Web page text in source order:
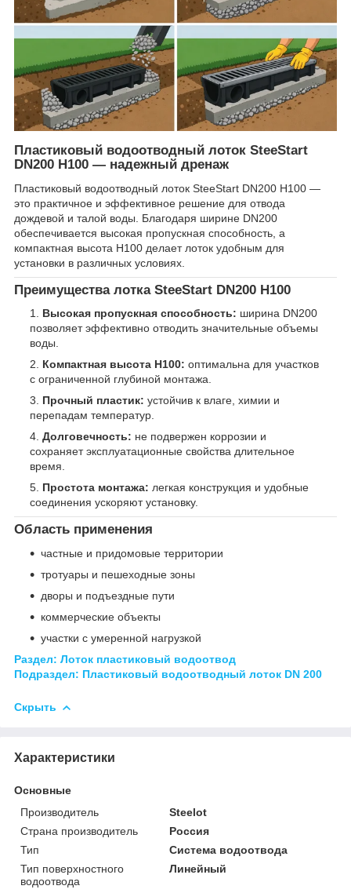
Пластиковый водоотводный лоток SteeStart
DN200 H100 — надежный дренаж
Пластиковый водоотводный лоток SteeStart DN200 H100 —
это практичное и эффективное решение для отвода
дождевой и талой воды. Благодаря ширине DN200
обеспечивается высокая пропускная способность, а
компактная высота H100 делает лоток удобным для
установки в различных условиях.
Преимущества лотка SteeStart DN200 H100
Высокая пропускная способность: ширина DN200
позволяет эффективно отводить значительные объемы
воды.
Компактная высота H100: оптимальна для участков
с ограниченной глубиной монтажа.
Прочный пластик: устойчив к влаге, химии и
перепадам температур.
Долговечность: не подвержен коррозии и
сохраняет эксплуатационные свойства длительное
время.
Простота монтажа: легкая конструкция и удобные
соединения ускоряют установку.
Область применения
частные и придомовые территории
тротуары и пешеходные зоны
дворы и подъездные пути
коммерческие объекты
участки с умеренной нагрузкой
Раздел: Лоток пластиковый водоотвод
Подраздел: Пластиковый водоотводный лоток DN 200
Скрыть
Характеристики
Основные
Производитель
Steelot
Страна производитель
Россия
Тип
Система водоотвода
Тип поверхностного
водоотвода
Линейный